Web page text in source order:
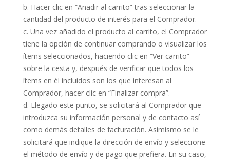
Hacer clic en “Añadir al carrito” tras seleccionar la
cantidad del producto de interés para el Comprador.
Una vez añadido el producto al carrito, el Comprador
tiene la opción de continuar comprando o visualizar los
ítems seleccionados, haciendo clic en “Ver carrito”
sobre la cesta y, después de verificar que todos los
ítems en él incluidos son los que interesan al
Comprador, hacer clic en “Finalizar compra”.
Llegado este punto, se solicitará al Comprador que
introduzca su información personal y de contacto así
como demás detalles de facturación. Asimismo se le
solicitará que indique la dirección de envío y seleccione
el método de envío y de pago que prefiera. En su caso,